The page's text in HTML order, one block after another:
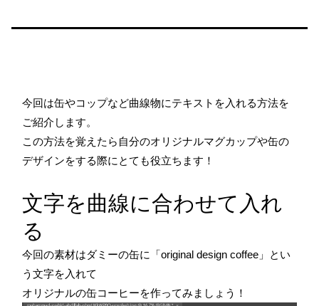
今回は缶やコップなど曲線物にテキストを入れる方法を
ご紹介します。
この方法を覚えたら自分のオリジナルマグカップや缶の
デザインをする際にとても役立ちます！
文字を曲線に合わせて入れ
る
今回の素材はダミーの缶に「original design coffee」とい
う文字を入れて
オリジナルの缶コーヒーを作ってみましょう！